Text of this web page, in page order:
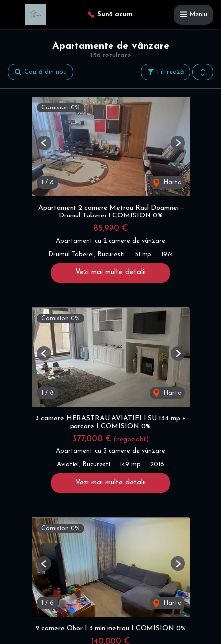
Sună acum Meniu
156 rezultate
Apartamente de vânzare
Filtrează
Caută din nou
Comision 0%
1 / 8 Harta
Previous Next
Apartament 2 camere Metrou Raul Doamnei -
Drumul Taberei I COMISION 0%
85,990 €
Apartament cu 2 camere de vânzare
Drumul Taberei, Bucuresti 51 mp 1974
Vezi mai multe detalii
Comision 0%
1 / 8 Harta
Previous Next
3 camere HERASTRAU AVIATIEI I SU 134 mp +
parcare I COMISION 0%
377,000 € (negociabil)
Apartament cu 3 camere de vânzare
Aviatiei, Bucuresti 149 mp 2016
Vezi mai multe detalii
Comision 0%
/ 6 Harta
Previous Next
2 camere Obor I 3 min metrou I COMISION 0%
140,000 €